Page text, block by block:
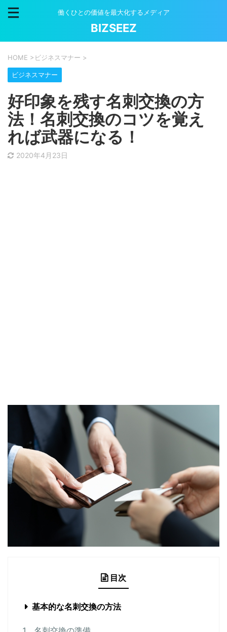
働くひとの価値を最大化するメディア
BIZSEEZ
HOME > ビジネスマナー >
ビジネスマナー
好印象を残す名刺交換の方
法！名刺交換のコツを覚え
れば武器になる！
2020年4月23日
目次
基本的な名刺交換の方法